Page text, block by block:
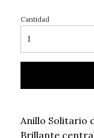
Cantidad
Anillo Solitario
Brillante